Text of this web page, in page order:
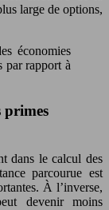
large de options,
économies
par rapport à
primes
dans le calcul des
parcourue est
À l’inverse,
devenir moins